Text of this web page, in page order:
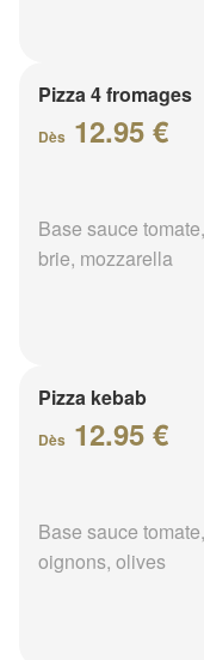
Pizza 4 fromages
Dès 12.95 €
Base sauce
brie, mozzarella
Pizza kebab
Dès 12.95 €
Base sauce
oignons, olives